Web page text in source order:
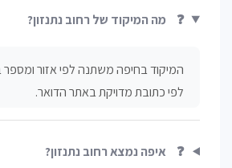
❓ מה המיקוד של רחוב נתנזון?
המיקוד בחיפה משתנה לפי אזור ומספר
לפי כתובת מדויקת באתר הדואר.
❓ איפה נמצא רחוב נתנזון?